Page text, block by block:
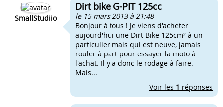
SmallStudiio
Dirt bike G-PIT 125cc
le 15 mars 2013 à 21:48
Bonjour à tous ! Je viens d'acheter
aujourd'hui une Dirt Bike 125cm² à un
particulier mais qui est neuve, jamais
rouler à part pour essayer la moto à
l'achat. Il y a donc le rodage à faire.
Mais...
Voir les 1 réponses